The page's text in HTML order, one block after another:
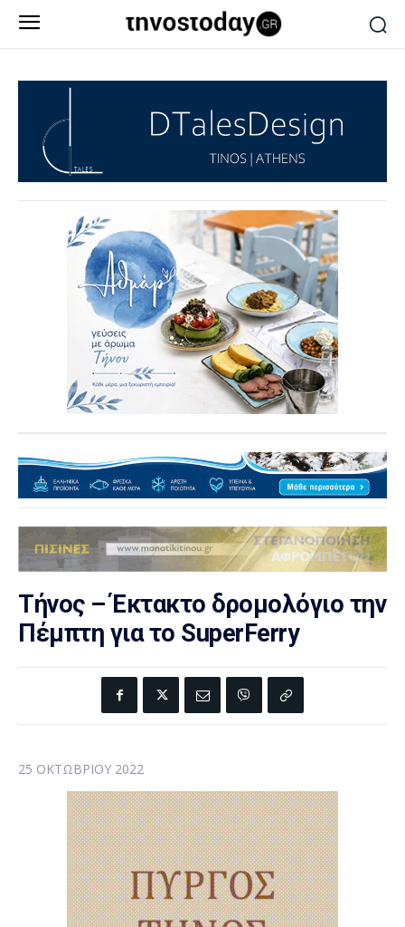
Τήνος – Έκτακτο δρομολόγιο την
Πέμπτη για το SuperFerry
25 ΟΚΤΩΒΡΊΟΥ 2022